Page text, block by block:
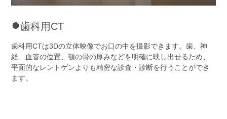
●歯科用CT
歯科用CTは3Dの立体映像でお口の中を撮影できます。歯、神
経、血管の位置、顎の骨の厚みなどを明確に映し出せるため、
平面的なレントゲンよりも精密な診査・診断を行うことができ
ます。